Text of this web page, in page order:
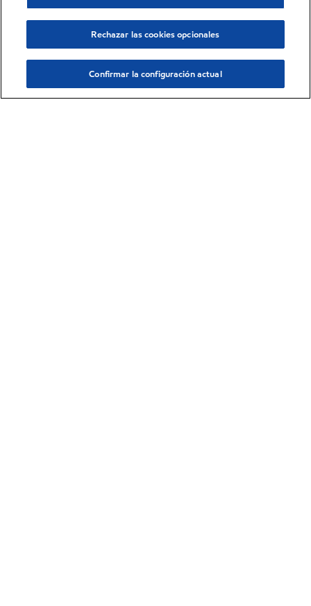
Rechazar las cookies opcionales
Confirmar la configuración actual